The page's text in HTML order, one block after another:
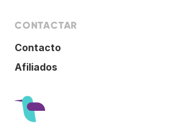
CONTACTAR
Contacto
Afiliados